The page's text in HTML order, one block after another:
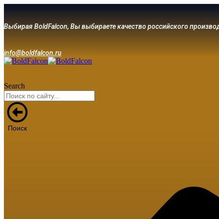
Выбирая BoldFalcon, Вы выбираете качество российского
info@boldfalcon.ru
Search
Поиск